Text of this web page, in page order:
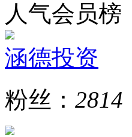
人气会员榜
涵德投资
粉丝： 2814